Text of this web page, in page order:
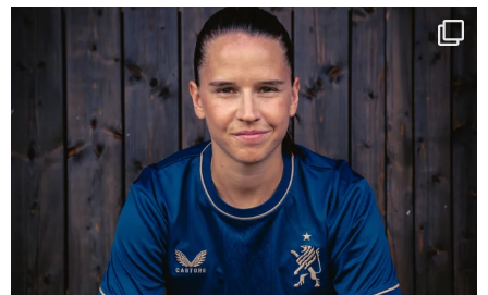
NIE USENAND GAH
Some anniversaries
291
5